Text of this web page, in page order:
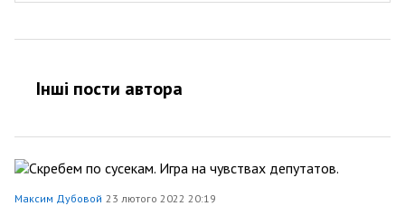
Інші пости автора
Максим Дубовой 23 лютого 2022 20:19